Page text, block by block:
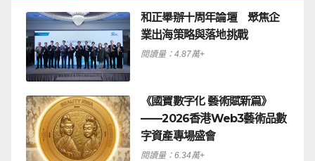
和正舉辦十周年論壇 聚焦企
業出海策略與落地挑戰
閱讀量：4.87萬+
《國寶數字化 藝術賦新篇》
——2026香港Web3藝術品數
字資產專場盛會
閱讀量：6.34萬+